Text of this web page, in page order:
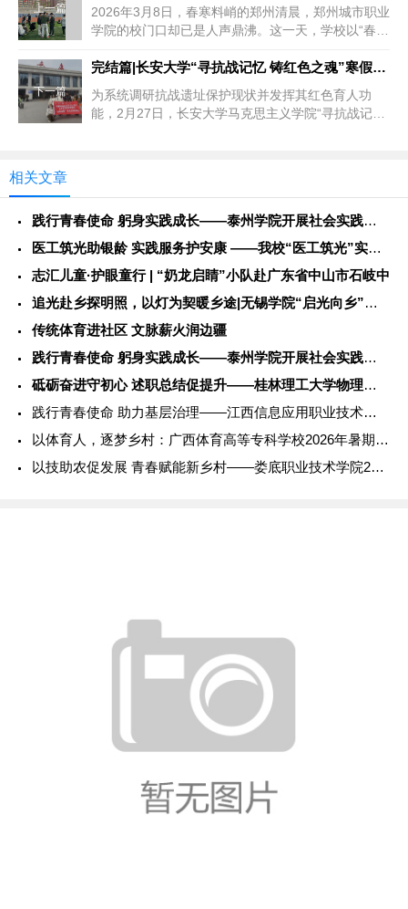
上一篇
2026年3月8日，春寒料峭的郑州清晨，郑州城市职业
学院的校门口却已是人声鼎沸。这一天，学校以“春风
下一篇
完结篇|长安大学“寻抗战记忆 铸红色之魂”寒假社会实践圆满结
为系统调研抗战遗址保护现状并发挥其红色育人功
能，2月27日，长安大学马克思主义学院“寻抗战记
相关文章
践行青春使命 躬身实践成长——泰州学院开展社会实践服务活动
医工筑光助银龄 实践服务护安康 ——我校“医工筑光”实践团开
志汇儿童·护眼童行 | “奶龙启睛”小队赴广东省中山市石岐中
追光赴乡探明照，以灯为契暖乡途|无锡学院“启光向乡”社会实践
传统体育进社区 文脉薪火润边疆
践行青春使命 躬身实践成长——泰州学院开展社会实践服务活动
砥砺奋进守初心 述职总结促提升——桂林理工大学物理与电子信息
践行青春使命 助力基层治理——江西信息应用职业技术学院202
以体育人，逐梦乡村：广西体育高等专科学校2026年暑期社会实
以技助农促发展 青春赋能新乡村——娄底职业技术学院2026年